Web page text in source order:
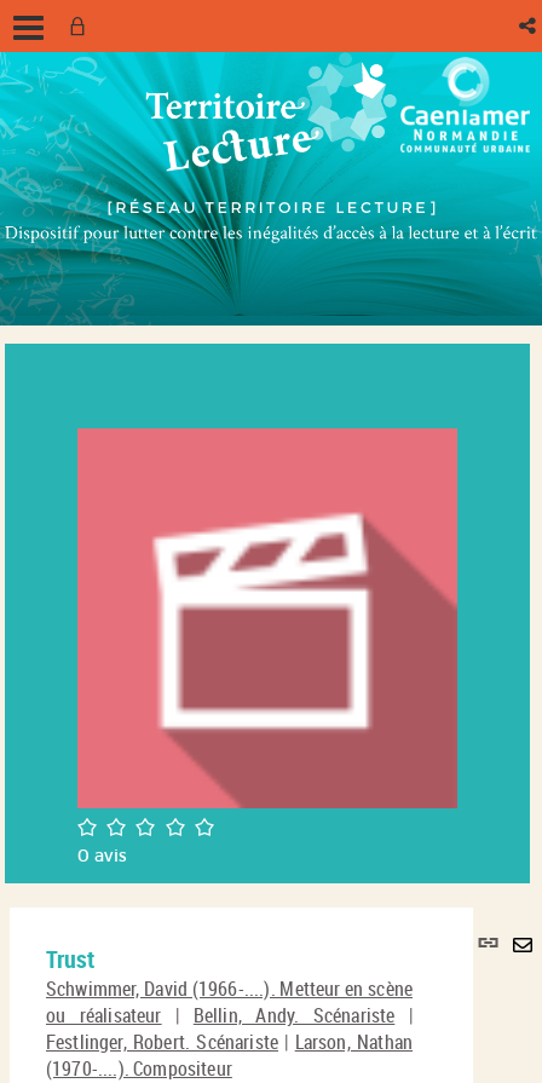
/5
0avis
Lien
Trust
Schwimmer, David (1966-....). Metteur en scène
ou réalisateur | Bellin, Andy. Scénariste |
Festlinger, Robert. Scénariste| Larson, Nathan
(1970-....). Compositeur